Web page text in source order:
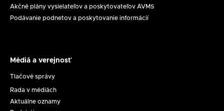
Akčné plány vysielateľov a poskytovateľov AVMS
Podávanie podnetov a poskytovanie informácií
a
verejnosť
Médiá a verejnosť
Tlačové správy
Rada v médiách
Aktuálne oznamy